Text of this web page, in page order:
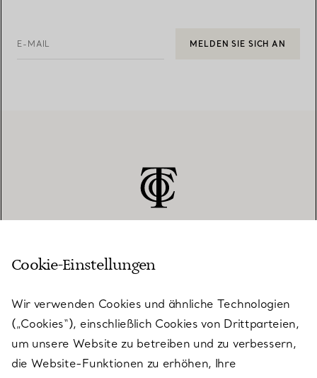
E-MAIL MELDEN SIE SICH AN
KUNDENSERVICE
SERVICES
Cookie-Einstellungen
Wir verwenden Cookies und ähnliche Technologien
(„Cookies“), einschließlich Cookies von Drittparteien,
um unsere Website zu betreiben und zu verbessern,
die Website-Funktionen zu erhöhen, Ihre